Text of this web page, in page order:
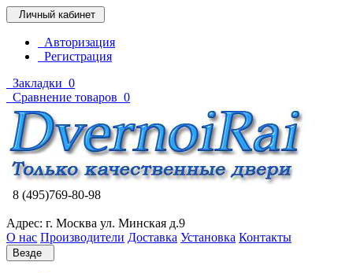
Личный кабинет
Авторизация
Регистрация
Закладки 0
Сравнение товаров 0
8 (495)769-80-98
Адрес: г. Москва ул. Минская д.9
О нас Производители Доставка Установка Контакты
Везде